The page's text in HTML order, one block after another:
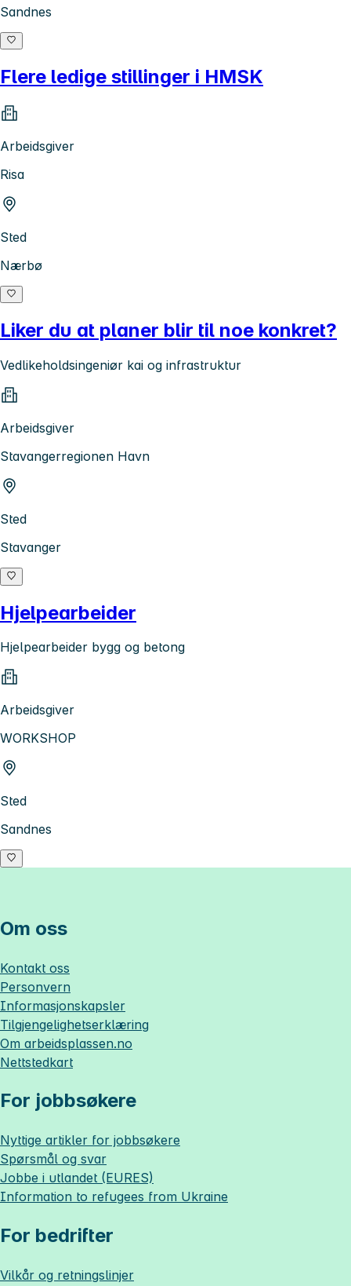
Sandnes
Flere ledige stillinger i HMSK
Arbeidsgiver
Risa
Sted
Nærbø
Liker du at planer blir til noe konkret?
Vedlikeholdsingeniør kai og infrastruktur
Arbeidsgiver
Stavangerregionen Havn
Sted
Stavanger
Hjelpearbeider
Hjelpearbeider bygg og betong
Arbeidsgiver
WORKSHOP
Sted
Sandnes
Om oss
Kontakt oss
Personvern
Informasjonskapsler
Tilgjengelighetserklæring
Om arbeidsplassen.no
Nettstedkart
For jobbsøkere
Nyttige artikler for jobbsøkere
Spørsmål og svar
Jobbe i utlandet (EURES)
Information to refugees from Ukraine
For bedrifter
Vilkår og retningslinjer